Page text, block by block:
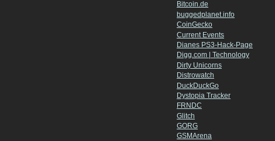
Bitcoin.de
buggedplanet.info
CoinGecko
Current Events
Dianes PS3-Hack-Page
Digg.com | Technology
Dirty Unicorns
Distrowatch
DuckDuckGo
Dystopia Tracker
FRNDC
Glitch
GORG
GSMArena